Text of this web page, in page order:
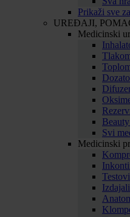
Prikaži sve
UREĐAJI,
Medicinski
Svi
Medicinski